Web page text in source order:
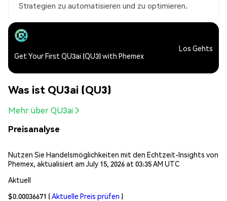
Strategien zu automatisieren und zu optimieren.
Get Your First QU3ai (QU3) with Phemex
Los Gehts
Was ist QU3ai (QU3)
Mehr über QU3ai
Preisanalyse
Nutzen Sie Handelsmöglichkeiten mit den Echtzeit-Insights von
Phemex, aktualisiert am July 15, 2026 at 03:35 AM UTC
Aktuell
$0.00036671 (Aktuelle Preis prüfen )